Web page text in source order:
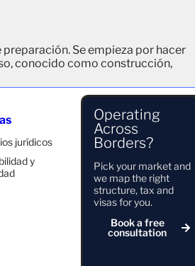
jurídicos
y
Operating
Across
Borders?
Pick your market and
we map the right
structure, tax and
visas for you.
Book a free
consultation
Se empieza por hacer
conocido como construcción,
diseño paisajístico, evaluación y